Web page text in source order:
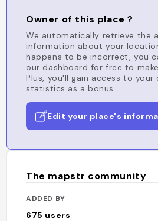
Owner of this place ?
We automatically retrieve the
information about your
happens to be incorrect, you
our dashboard for free to
Plus, you'll gain access to your
statistics as a bonus.
Edit your place's
The mapstr community
ADDED BY
675 users